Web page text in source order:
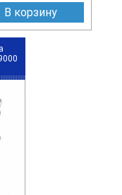
В корзину